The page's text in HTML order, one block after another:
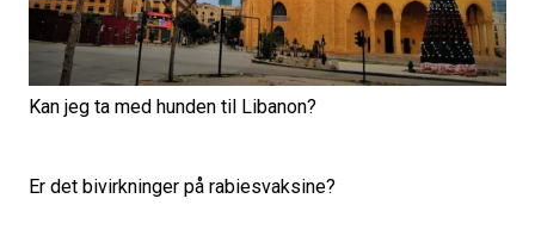
Kan jeg ta med hunden til Libanon?
Er det bivirkninger på rabiesvaksine?